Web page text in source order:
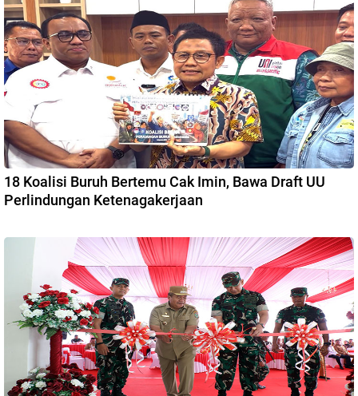
18 Koalisi Buruh Bertemu Cak Imin, Bawa Draft UU
Perlindungan Ketenagakerjaan